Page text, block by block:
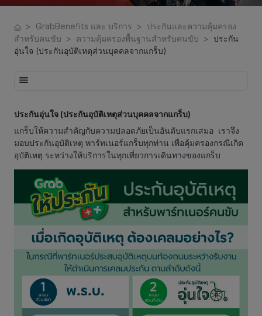
> GrabBenefits และ บริการ >
ประกันและความคุ้มครอง
สำหรับคนขับ > ความคุ้มครองพื้นฐานสำหรับคนขับ > ประกัน
อุ่นใจ (ประกันอุบัติเหตุส่วนบุคคลจากแกร็บ)
ประกันอุ่นใจ (ประกันอุบัติเหตุส่วนบุคคลจากแกร็บ)
แกร็บให้ความสำคัญกับความปลอดภัยเป็นอันดับแรกเสมอ เราจึง
มอบประกันอุบัติเหตุ พาร์ทเนอร์แกร็บทุกท่าน เพื่อคุ้มครองกรณีเกิด
อุบัติเหตุ ระหว่างให้บริการในทุกเที่ยวการเดินทางของแกร็บ